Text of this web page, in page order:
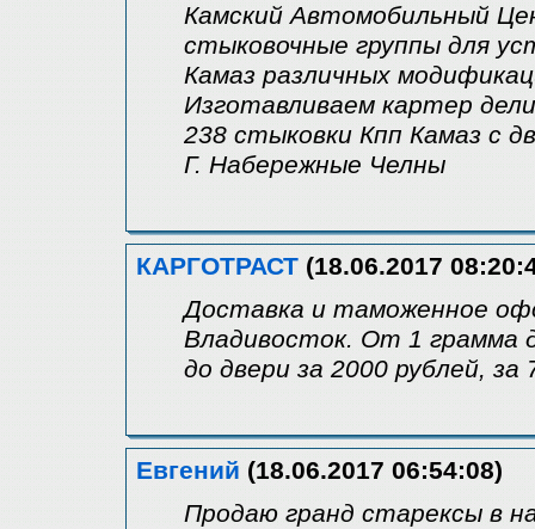
Камский Автомобильный
стыковочные группы для
Камаз различных
Изготавливаем картер
238 стыковки Кпп Камаз с
Г. Набережные Челны
КАРГОТРАСТ (18.06.2017
Доставка и таможенное
Владивосток. От 1 грамма
до двери за 2000 рублей,
Евгений (18.06.2017 06:54:08)
Продаю гранд старексы в